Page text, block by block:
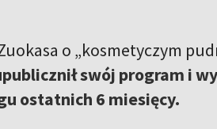
o „kosmetyczym
swój program i
ostatnich 6 miesięcy.